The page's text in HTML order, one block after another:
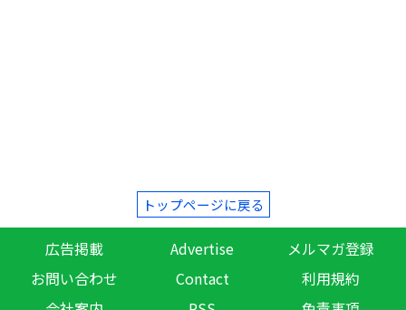
トップページに戻る
広告掲載 Advertise
メルマガ登録
お問い合わせ
Contact
利用規約